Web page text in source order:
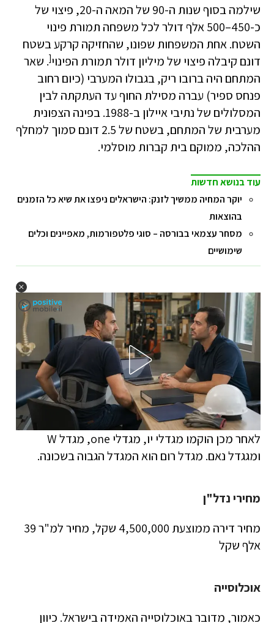
שילמה בסוף שנות ה-90 של המאה ה-20, פיצוי של
כ-450–500 אלף דולר לכל משפחה תמורת פינוי
השטח. אחת המשפחות שפונו, שהחזיקה קרקע בשטח
דונם קיבלה פיצוי של מיליון דולר תמורת הפינוי[. שאר
המתחם היה ברובו ריק, בגבולו המערבי (כיום רחוב
פנחס ספיר) עברה מסילת החוף עד העתקתה לבין
המסלולים של נתיבי איילון ב-1988. בפינה הצפונית
מערבית של המתחם, בשטח של 2.5 דונם סמוך למחלף
ההלכה, ממוקם בית קברות מוסלמי.
עוד בנושא חדשות
יוקר המחיה ממשיך לזנק: הישראלים ניפצו את שיא כל הזמנים
בהוצאות
מסחר עצמאי בבורסה – סוגי פלטפורמות, מאפיינים וכלים
שימושיים
לאחר מכן הוקמו מגדלי יו, מגדלי one, מגדל W
ומגגדל נאם. מגדל רום הוא המגדל הגבוה בשכונה.
מחירי נדל"ן
מחיר דירה ממוצעת 4,500,000 שקל, מחיר למ"ר 39
אלף שקל
אוכלוסייה
כאמור, מדובר באוכלוסייה האמידה בישראל. כיוון